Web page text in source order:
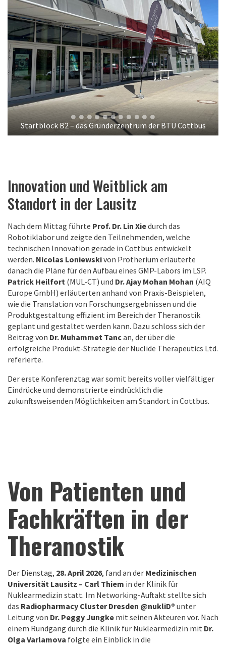
Startblock B2 – das Gründerzentrum der BTU Cottbus
Innovation und Weitblick am
Standort in der Lausitz
Nach dem Mittag führte Prof. Dr. Lin Xiedurch das
Robotiklabor und zeigte den Teilnehmenden, welche
technischen Innovation gerade in Cottbus entwickelt
werden. Nicolas Loniewskivon Protherium erläuterte
danach die Pläne für den Aufbau eines GMP-Labors im LSP.
Patrick Heilfort (MUL-CT) und Dr. Ajay Mohan Mohan (AIQ
Europe GmbH) erläuterten anhand von Praxis-Beispielen,
wie die Translation von Forschungsergebnissen und die
Produktgestaltung effizient im Bereich der Theranostik
geplant und gestaltet werden kann. Dazu schloss sich der
Beitrag von Dr. Muhammet Tancan, der über die
erfolgreiche Produkt-Strategie der Nuclide Therapeutics Ltd.
referierte.
Der erste Konferenztag war somit bereits voller vielfältiger
Eindrücke und demonstrierte eindrücklich die
zukunftsweisenden Möglichkeiten am Standort in Cottbus.
Von Patienten und
Fachkräften in der
Theranostik
Der Dienstag, 28. April 2026, fand an der Medizinischen
Universität Lausitz – Carl Thiem in der Klinik für
Nuklearmedizin statt. Im Networking-Auftakt stellte sich
das Radiopharmacy Cluster Dresden @nukliD® unter
Leitung von Dr. Peggy Jungke mit seinen Akteuren vor. Nach
einem Rundgang durch die Klinik für Nuklearmedizin mit Dr.
Olga Varlamova folgte ein Einblick in die